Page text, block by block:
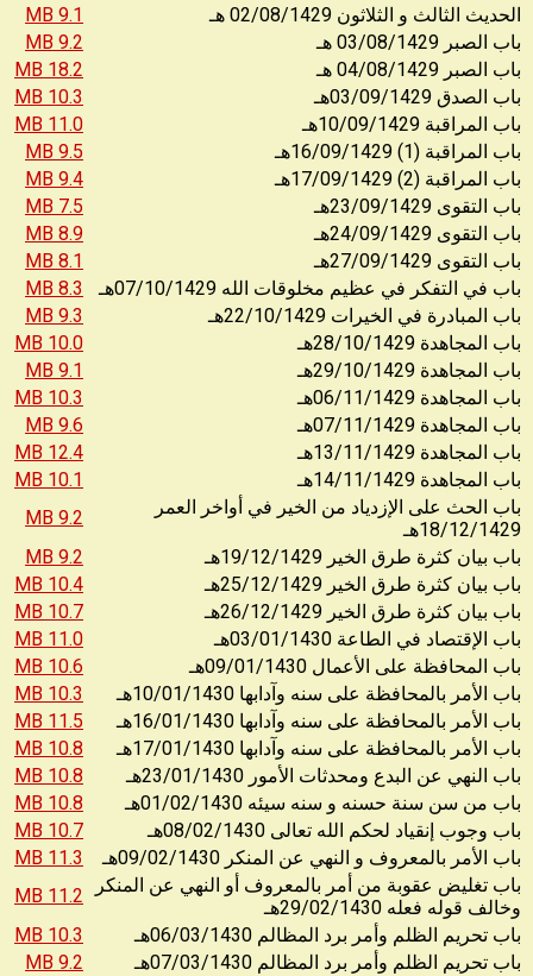
الحديث الثالث و الثلاثون 02/08/1429 هـ 9.1 MB
باب الصبر 03/08/1429 هـ 9.2 MB
باب الصبر 04/08/1429 هـ 18.2 MB
باب الصدق 03/09/1429هـ 10.3 MB
باب المراقبة 10/09/1429هـ 11.0 MB
باب المراقبة (1) 16/09/1429 هـ 9.5 MB
باب المراقبة (2) 17/09/1429 هـ 9.4 MB
باب التقوى 23/09/1429هـ 7.5 MB
باب التقوى 24/09/1429هـ 8.9 MB
باب التقوى 27/09/1429هـ 8.1 MB
باب في التفكر في عظيم مخلوقات الله 07/10/1429هـ 8.3 MB
باب المبادرة في الخيرات 22/10/1429هـ 9.3 MB
باب المجاهدة 28/10/1429هـ 10.0 MB
باب المجاهدة 29/10/1429هـ 9.1 MB
باب المجاهدة 06/11/1429هـ 10.3 MB
باب المجاهدة 07/11/1429هـ 9.6 MB
باب المجاهدة 13/11/1429هـ 12.4 MB
باب المجاهدة 14/11/1429هـ 10.1 MB
باب الحث على الإزدياد من الخير في أواخر العمر
18/12/1429هـ
9.2 MB
باب بيان كثرة طرق الخير 19/12/1429هـ 9.2 MB
باب بيان كثرة طرق الخير 25/12/1429هـ 10.4 MB
باب بيان كثرة طرق الخير 26/12/1429هـ 10.7 MB
باب الإقتصاد في الطاعة 03/01/1430هـ 11.0 MB
باب المحافظة على الأعمال 09/01/1430هـ 10.6 MB
باب الأمر بالمحافظة على سنه وآدابها 10/01/1430هـ 10.3 MB
باب الأمر بالمحافظة على سنه وآدابها 16/01/1430هـ 11.5 MB
باب الأمر بالمحافظة على سنه وآدابها 17/01/1430هـ 10.8 MB
باب النهي عن البدع ومحدثات الأمور 23/01/1430هـ 10.8 MB
باب من سن سنة حسنه و سنه سيئه 01/02/1430هـ 10.8 MB
باب وجوب إنقياد لحكم الله تعالى 08/02/1430هـ 10.7 MB
باب الأمر بالمعروف و النهي عن المنكر 09/02/1430هـ 11.3 MB
باب تغليض عقوبة من أمر بالمعروف أو النهي عن المنكر
وخالف قوله فعله 29/02/1430هـ
11.2 MB
باب تحريم الظلم وأمر برد المظالم 06/03/1430هـ 10.3 MB
باب تحريم الظلم وأمر برد المظالم 07/03/1430هـ 9.2 MB